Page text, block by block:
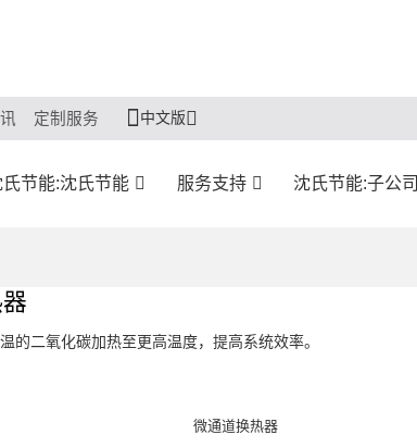
定制服务 中文版
氏节能:沈氏节能 服务支持 沈氏节能:子公司
的二氧化碳加热至更高温度，提高系统效率。
微通道换热器